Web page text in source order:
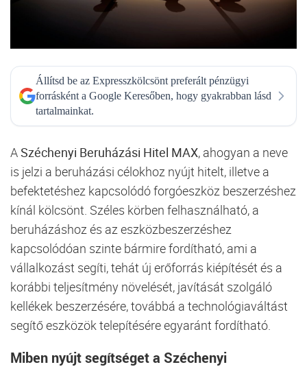
Állítsd be az Expresszkölcsönt preferált pénzügyi
forrásként a Google Keresőben, hogy gyakrabban lásd
tartalmainkat.
ASzéchenyi Beruházási Hitel MAX, ahogyan a neve
is jelzi a beruházási célokhoz nyújt hitelt, illetve a
befektetéshez kapcsolódó forgóeszköz beszerzéshez
kínál kölcsönt. Széles körben felhasználható, a
beruházáshoz és az eszközbeszerzéshez
kapcsolódóan szinte bármire fordítható, ami a
vállalkozást segíti, tehát új erőforrás kiépítését és a
korábbi teljesítmény növelését, javítását szolgáló
kellékek beszerzésére, továbbá a technológiaváltást
segítő eszközök telepítésére egyaránt fordítható.
Miben nyújt segítséget a Széchenyi